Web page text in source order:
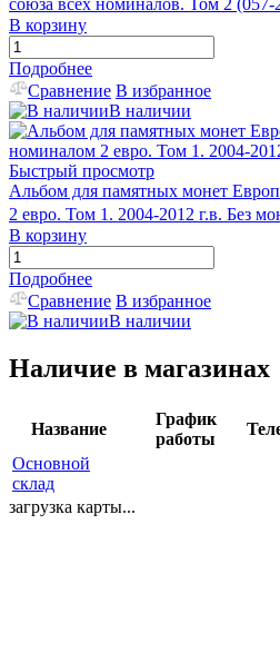
союза всех номиналов. Том 2 (057-
В корзину
Подробнее
Сравнение В избранное
В наличии
Быстрый просмотр
Альбом для памятных монет
2 евро. Том 1. 2004-2012 г.в. Без
В корзину
Подробнее
Сравнение В избранное
В наличии
Наличие в магазинах
Название
График
работы
Основной
склад
загрузка карты...